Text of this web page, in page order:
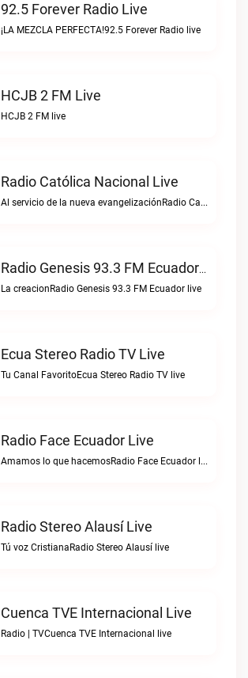
92.5 Forever Radio Live
¡LA MEZCLA PERFECTA!92.5 Forever Radio live
HCJB 2 FM Live
HCJB 2 FM live
Radio Católica Nacional Live
Al servicio de la nueva evangelizaciónRadio Católica Nacional live
Radio Genesis 93.3 FM Ecuador Live
La creacionRadio Genesis 93.3 FM Ecuador live
Ecua Stereo Radio TV Live
Tu Canal FavoritoEcua Stereo Radio TV live
Radio Face Ecuador Live
Amamos lo que hacemosRadio Face Ecuador live
Radio Stereo Alausí Live
Tú voz CristianaRadio Stereo Alausí live
Cuenca TVE Internacional Live
Radio | TVCuenca TVE Internacional live